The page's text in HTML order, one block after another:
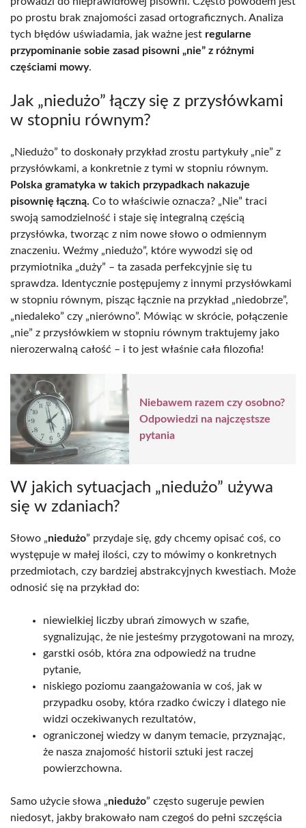
po prostu brak znajomości zasad ortograficznych. Analiza
tych błędów uświadamia, jak ważne jest regularne
przypominanie sobie zasad pisowni „nie” z różnymi
częściami mowy.
Jak „niedużo” łączy się z przysłówkami
w stopniu równym?
„Niedużo” to doskonały przykład zrostu partykuły „nie” z
przysłówkami, a konkretnie z tymi w stopniu równym.
Polska gramatyka w takich przypadkach nakazuje
pisownię łączną. Co to właściwie oznacza? „Nie” traci
swoją samodzielność i staje się integralną częścią
przysłówka, tworząc z nim nowe słowo o odmiennym
znaczeniu. Weźmy „niedużo”, które wywodzi się od
przymiotnika „duży” – ta zasada perfekcyjnie się tu
sprawdza. Identycznie postępujemy z innymi przysłówkami
w stopniu równym, pisząc łącznie na przykład „niedobrze”,
„niedaleko” czy „nierówno”. Mówiąc w skrócie, połączenie
„nie” z przysłówkiem w stopniu równym traktujemy jako
nierozerwalną całość – i to jest właśnie cała filozofia!
Niebawem razem czy osobno?
Odpowiedzi na najczęstsze
pytania
W jakich sytuacjach „niedużo” używa
się w zdaniach?
Słowo „niedużo” przydaje się, gdy chcemy opisać coś, co
występuje w małej ilości, czy to mówimy o konkretnych
przedmiotach, czy bardziej abstrakcyjnych kwestiach. Może
odnosić się na przykład do:
niewielkiej liczby ubrań zimowych w szafie,
sygnalizując, że nie jesteśmy przygotowani na mrozy,
garstki osób, która zna odpowiedź na trudne
pytanie,
niskiego poziomu zaangażowania w coś, jak w
przypadku osoby, która rzadko ćwiczy i dlatego nie
widzi oczekiwanych rezultatów,
ograniczonej wiedzy w danym temacie, przyznając,
że nasza znajomość historii sztuki jest raczej
powierzchowna.
Samo użycie słowa „niedużo” często sugeruje pewien
niedosyt, jakby brakowało nam czegoś do pełni szczęścia